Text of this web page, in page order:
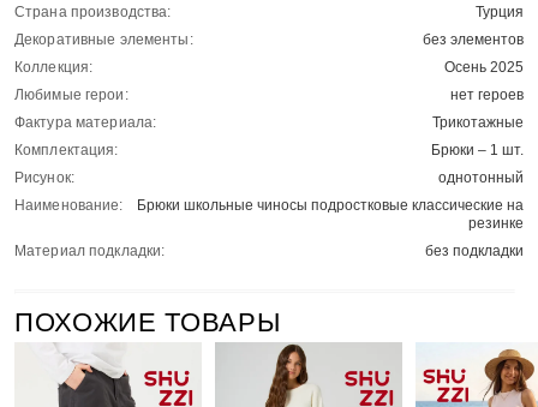
Страна производства:
Турция
Декоративные элементы:
без элементов
Коллекция:
Осень 2025
Любимые герои:
нет героев
Фактура материала:
Трикотажные
Комплектация:
Брюки – 1 шт.
Рисунок:
однотонный
Наименование:
Брюки школьные чиносы подростковые классические на
резинке
Материал подкладки:
без подкладки
ПОХОЖИЕ ТОВАРЫ